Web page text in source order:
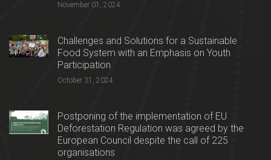
November 01, 2024
Challenges and Solutions for a Sustainable
Food System with an Emphasis on Youth
Participation
October 31, 2024
Postponing of the implementation of EU
Deforestation Regulation was agreed by the
European Council despite the call of 225
organisations